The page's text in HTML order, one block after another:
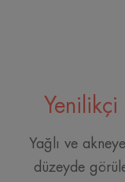
Yağlı ve
düzeyde